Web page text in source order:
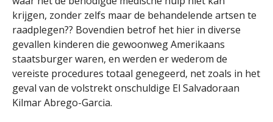
krijgen, zonder zelfs maar de behandelende artsen te
raadplegen?? Bovendien betrof het hier in diverse
gevallen kinderen die gewoonweg Amerikaans
staatsburger waren, en werden er wederom de
vereiste procedures totaal genegeerd, net zoals in het
geval van de volstrekt onschuldige El Salvadoraan
Kilmar Abrego-Garcia.